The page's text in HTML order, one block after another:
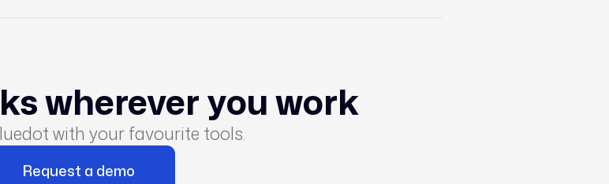
wherever you work
with your favourite tools.
Request a demo